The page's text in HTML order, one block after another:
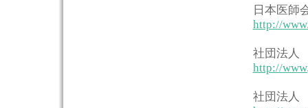
日本医師
http://
社団法人
http://
社団法人